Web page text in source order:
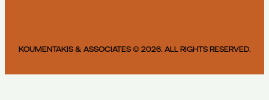
KOUMENTAKIS & ASSOCIATES © 2026. ALL RIGHTS RESERVED.